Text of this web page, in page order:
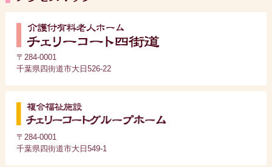
〒284-0001
千葉県四街道市大日526-22
〒284-0001
千葉県四街道市大日549-1